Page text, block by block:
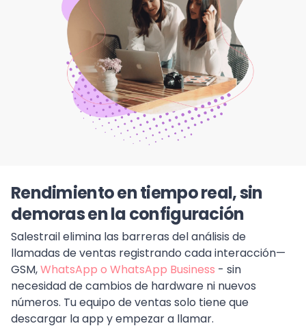
Rendimiento en tiempo real, sin
demoras en la configuración
Salestrail elimina las barreras del análisis de
llamadas de ventas registrando cada interacción—
GSM,WhatsApp o WhatsApp Business - sin
necesidad de cambios de hardware ni nuevos
números. Tu equipo de ventas solo tiene que
descargar la app y empezar a llamar.